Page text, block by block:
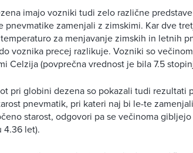
imajo vozniki tudi zelo različne
pnevmatike zamenjali z zimskimi. Kar dve
za menjavanje zimskih in letnih
voznika precej razlikuje. Vozniki so
Celzija (povprečna vrednost je bila 7.5
pri globini dezena so pokazali tudi rezultati
pnevmatik, pri kateri naj bi le-te
starost, odgovori pa se večinoma
4.36 let).